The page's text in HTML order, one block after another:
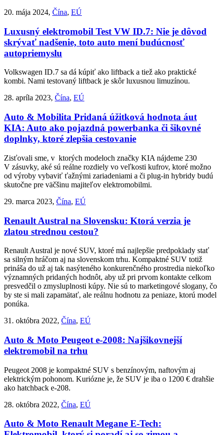
20. mája 2024, Čína, EÚ
Luxusný elektromobil Test VW ID.7: Nie je dôvod
skrývať nadšenie, toto auto mení budúcnosť
autopriemyslu
Volkswagen ID.7 sa dá kúpiť ako liftback a tiež ako praktické
kombi. Nami testovaný liftback je skôr luxusnou limuzínou.
28. apríla 2023, Čína, EÚ
Auto & Mobilita Pridaná úžitková hodnota áut
KIA: Auto ako pojazdná powerbanka či šikovné
doplnky, ktoré zlepšia cestovanie
Zisťovali sme, v ktorých modeloch značky KIA nájdeme 230
V zásuvky, aké sú reálne rozdiely vo veľkosti kufrov, ktoré možno
od výroby vybaviť ťažnými zariadeniami a či plug-in hybridy budú
skutočne pre väčšinu majiteľov elektromobilmi.
29. marca 2023, Čína, EÚ
Renault Austral na Slovensku: Ktorá verzia je
zlatou strednou cestou?
Renault Austral je nové SUV, ktoré má najlepšie predpoklady stať
sa silným hráčom aj na slovenskom trhu. Kompaktné SUV totiž
prináša do už aj tak nasýteného konkurenčného prostredia niekoľko
významných pridaných hodnôt, aby už pri prvom kontakte celkom
presvedčil o zmysluplnosti kúpy. Nie sú to marketingové slogany, čo
by ste si mali zapamätať, ale reálnu hodnotu za peniaze, ktorú model
ponúka.
31. októbra 2022, Čína, EÚ
Auto & Moto Peugeot e-2008: Najšikovnejší
elektromobil na trhu
Peugeot 2008 je kompaktné SUV s benzínovým, naftovým aj
elektrickým pohonom. Kuriózne je, že SUV je iba o 1200 € drahšie
ako hatchback e-208.
28. októbra 2022, Čína, EÚ
Auto & Moto Renault Megane E-Tech: